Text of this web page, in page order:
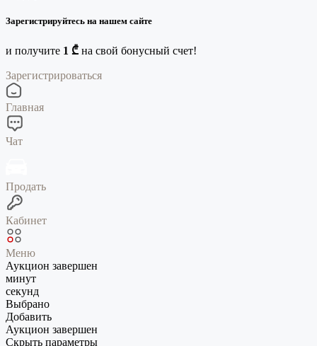
Зарегистрируйтесь на нашем сайте
и получите 1 ₾ на свой бонусный счет!
Зарегистрироваться
Главная
Чат
Продать
Кабинет
Меню
Аукцион завершен
минут
секунд
Выбрано
Добавить
Аукцион завершен
Скрыть параметры